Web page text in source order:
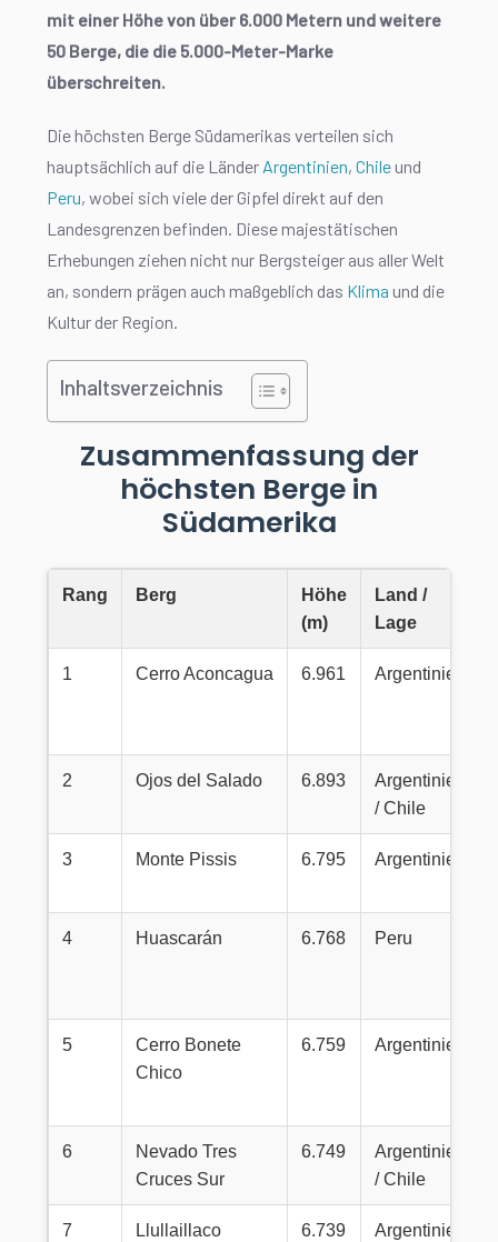
mit einer Höhe von über 6.000 Metern und weitere
50 Berge, die die 5.000-Meter-Marke
überschreiten.
Die höchsten Berge Südamerikas verteilen sich
hauptsächlich auf die Länder Argentinien, Chileund
Peru, wobei sich viele der Gipfel direkt auf den
Landesgrenzen befinden. Diese majestätischen
Erhebungen ziehen nicht nur Bergsteiger aus aller Welt
an, sondern prägen auch maßgeblich das Klima und die
Kultur der Region.
Inhaltsverzeichnis
Zusammenfassung der
höchsten Berge in
Südamerika
Rang Berg
Höhe
(m)
Land /
Lage
1 Cerro Aconcagua 6.961 Argentinien
2 Ojos del Salado 6.893
Argentinien
/ Chile
3 Monte Pissis 6.795 Argentinien
4 Huascarán 6.768 Peru
5
Cerro Bonete
Chico
6.759 Argentinien
6
Nevado Tres
Cruces Sur
6.749
Argentinien
/ Chile
7 Llullaillaco 6.739
Argentinien